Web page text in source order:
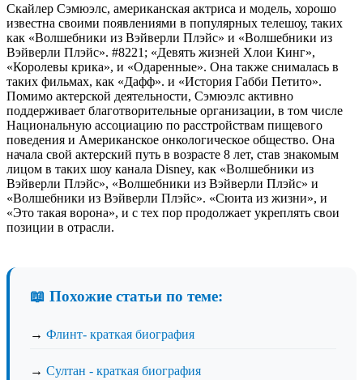
Скайлер Сэмюэлс, американская актриса и модель, хорошо
известна своими появлениями в популярных телешоу, таких
как «Волшебники из Вэйверли Плэйс» и «Волшебники из
Вэйверли Плэйс». #8221; «Девять жизней Хлои Кинг»,
«Королевы крика», и «Одаренные». Она также снималась в
таких фильмах, как «Дафф». и «История Габби Петито».
Помимо актерской деятельности, Сэмюэлс активно
поддерживает благотворительные организации, в том числе
Национальную ассоциацию по расстройствам пищевого
поведения и Американское онкологическое общество. Она
начала свой актерский путь в возрасте 8 лет, став знакомым
лицом в таких шоу канала Disney, как «Волшебники из
Вэйверли Плэйс», «Волшебники из Вэйверли Плэйс» и
«Волшебники из Вэйверли Плэйс». «Сюита из жизни», и
«Это такая ворона», и с тех пор продолжает укреплять свои
позиции в отрасли.
📖 Похожие статьи по теме:
→ Флинт- краткая биография
→ Султан - краткая биография